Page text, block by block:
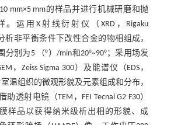
mm×5 mm的样品并进行机械研磨和抛
运用X射线衍射仪（XRD，Rigaku
析非平衡条件下改性合金的物相组成，
分别为5 （°）/min和20°~90°；采用场发
，Zeiss Sigma 300）及能谱仪（EDS，
温组织的微观形貌及元素组成和分布，
助透射电镜（TEM，FEI Tecnai G2 F30）
样品以获得纳米级析出相的形貌、成